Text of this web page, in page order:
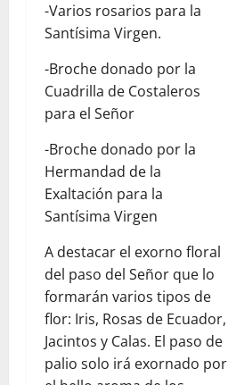
-Varios rosarios para la
Santísima Virgen.
-Broche donado por la
Cuadrilla de Costaleros
para el Señor
-Broche donado por la
Hermandad de la
Exaltación para la
Santísima Virgen
A destacar el exorno floral
del paso del Señor que lo
formarán varios tipos de
flor: Iris, Rosas de Ecuador,
Jacintos y Calas. El paso de
palio solo irá exornado por